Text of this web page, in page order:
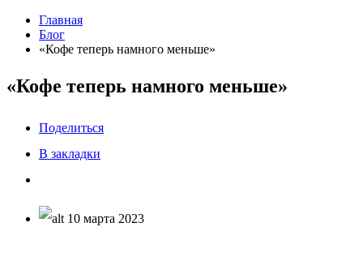
Главная
Блог
«Кофе теперь намного меньше»
«Кофе теперь намного меньше»
Поделиться
В закладки
10 марта 2023